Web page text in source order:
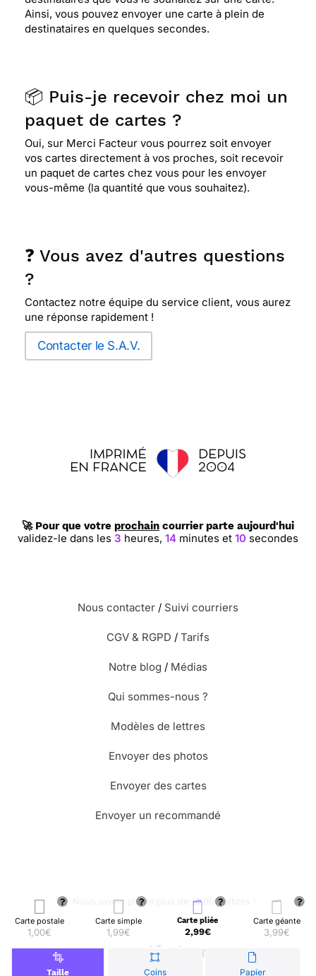
Carte postale
1,00€
Carte simple
1,99€
Carte pliée
2,99€
Carte géante
3,99€
Taille Coins Papier
Ainsi, vous pouvez envoyer une carte à plein de
destinataires en quelques secondes.
📦 Puis-je recevoir chez moi un
paquet de cartes ?
Oui, sur Merci Facteur vous pourrez soit envoyer
vos cartes directement à vos proches, soit recevoir
un paquet de cartes chez vous pour les envoyer
vous-même (la quantité que vous souhaitez).
❓ Vous avez d'autres questions
?
Contactez notre équipe du service client, vous aurez
une réponse rapidement !
Contacter le S.A.V.
🚀 Pour que votre prochain courrier parte aujourd'hui
validez-le dans les3 heures,14 minutes et9secondes
Nous contacter / Suivi courriers
CGV & RGPD / Tarifs
Notre blog / Médias
Qui sommes-nous ?
Modèles de lettres
Envoyer des photos
Envoyer des cartes
Envoyer un recommandé
🌳 Nous avons planté plus de 13.000 arbres !
© Merci Facteur